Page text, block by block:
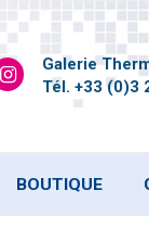
Galerie
Tél. +33 (0)3
BOUTIQUE